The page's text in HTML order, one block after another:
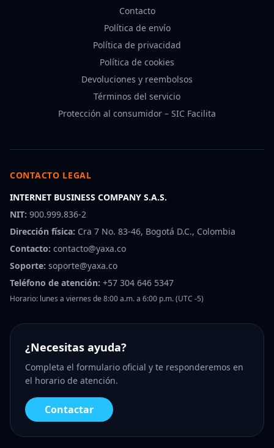
Contacto
Política de envío
Política de privacidad
Política de cookies
Devoluciones y reembolsos
Términos del servicio
Protección al consumidor – SIC Facilita
CONTACTO LEGAL
INTERNET BUSINESS COMPANY S.A.S.
NIT: 900.999.836-2
Dirección física: Cra 7 No. 83-46, Bogotá D.C., Colombia
Contacto: contacto@yaxa.co
Soporte: soporte@yaxa.co
Teléfono de atención: +57 304 646 5347
Horario: lunes a viernes de 8:00 a.m. a 6:00 p.m. (UTC -5)
¿Necesitas ayuda?
Completa el formulario oficial y te responderemos en
el horario de atención.
Contactar